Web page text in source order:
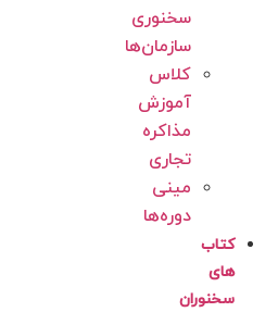
سخنوری
سازمان‌ها
کلاس
آموزش
مذاکره
تجاری
مینی
دوره‌ها
کتاب
های
سخنوران